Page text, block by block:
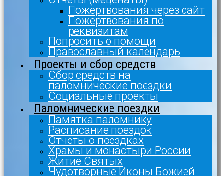
Пожертвования через сайт
Пожертвования по
реквизитам
Попросить о помощи
Православный календарь
Проекты и сбор средств
Сбор средств на
паломнические поездки
Социальные проекты
Паломнические поездки
Памятка паломнику
Расписание поездок
Отчеты о поездках
Храмы и монастыри России
Житие Святых
Чудотворные Иконы Божией